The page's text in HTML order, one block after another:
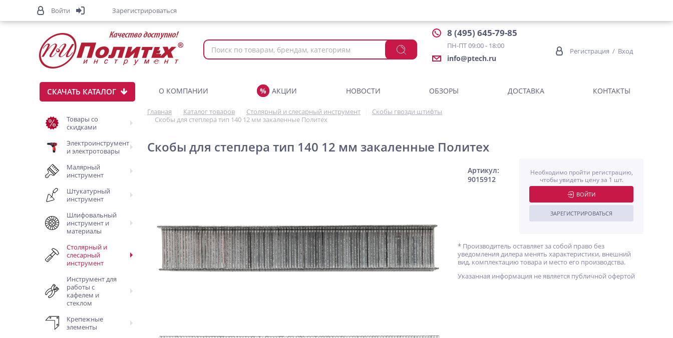
8 (495) 645-79-85
ПН-ПТ 09:00 - 18:00
info@ptech.ru
Регистрация / Вход
СКАЧАТЬ КАТАЛОГ
Товары со
скидками
Электроинструмент
и электротовары
Малярный
инструмент
Штукатурный
инструмент
Шлифовальный
инструмент и
материалы
Столярный и
слесарный
инструмент
Инструмент для
работы с
кафелем и
стеклом
Крепежные
элементы
О КОМПАНИИ АКЦИИ НОВОСТИ ОБЗОРЫ ДОСТАВКА КОНТАКТЫ
Главная Каталог товаров Столярный и слесарный инструмент
Скобы гвозди штифты
Скобы для степлера тип 140 12 мм закаленные Политех
Скобы для степлера тип 140 12 мм закаленные Политех
Артикул:
9015912
Необходимо пройти регистрацию,
чтобы увидеть цену за 1 шт.
ВОЙТИ
ЗАРЕГИСТРИРОВАТЬСЯ
* Производитель оставляет за собой право без
уведомления дилера менять характеристики, внешний
вид, комплектацию товара и место его производства.
Указанная информация не является публичной офертой
Войти Зарегистрироваться